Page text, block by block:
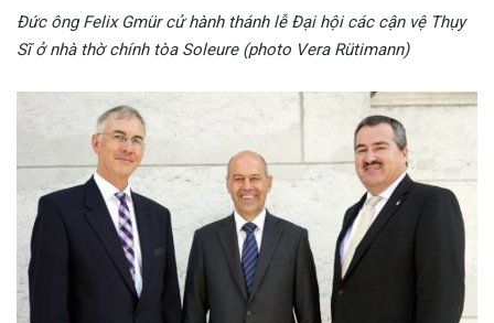
Đức ông Felix Gmür cử hành thánh lễ Đại hội các cận vệ Thụy
Sĩ ở nhà thờ chính tòa Soleure (photo Vera Rütimann)